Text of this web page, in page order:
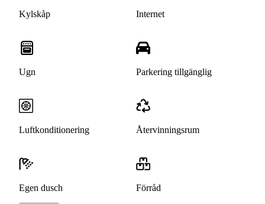
Kylskåp Internet
Ugn Parkering tillgänglig
Luftkonditionering Återvinningsrum
Egen dusch Förråd